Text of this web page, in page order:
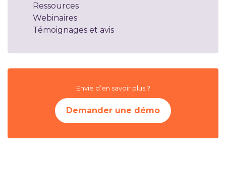
Ressources
Webinaires
Témoignages et avis
Envie d’en savoir plus ?
Demander une démo